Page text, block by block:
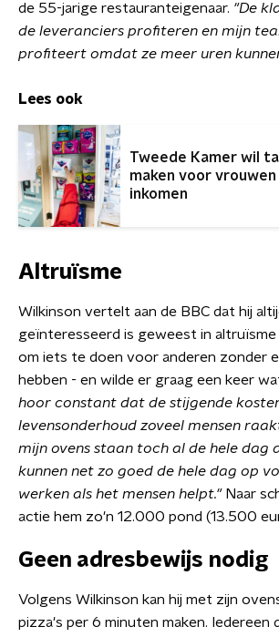
de 55-jarige restauranteigenaar. "De
de leveranciers profiteren en mijn
profiteert omdat ze meer uren
Lees ook
Tweede Kamer wil
maken voor
inkomen
Altruïsme
Wilkinson vertelt aan de BBC dat hij
geïnteresseerd is geweest in altruïsme
om iets te doen voor anderen zonder
hebben - en wilde er graag een keer
hoor constant dat de stijgende
levensonderhoud zoveel mensen
mijn ovens staan toch al de hele dag
kunnen net zo goed de hele dag op
werken als het mensen helpt." Naar
actie hem zo'n 12.000 pond (13.500
Geen adresbewijs nodig
Volgens Wilkinson kan hij met zijn
pizza's per 6 minuten maken. Iedereen